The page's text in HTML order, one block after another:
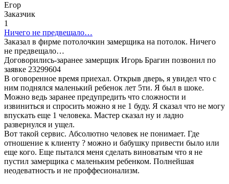
Егор
Заказчик
1
Ничего не предвещало…
Заказал в фирме потолочкин замерщика на потолок. Ничего
не предвещало…
Договорились-заранее замерщик Игорь Брагин позвонил по
заявке 23299604
В оговоренное время приехал. Открыв дверь, я увидел что с
ним поднялся маленький ребенок лет 5ти. Я был в шоке.
Можно ведь заранее предупредить что сложности и
извиниться и спросить можно я не 1 буду. Я сказал что не могу
впускать еще 1 человека. Мастер сказал ну и ладно
развернулся и ущел.
Вот такой сервис. Абсолютно человек не понимает. Где
отношение к клиенту ? можно и бабушку привести было или
еще кого. Еще пытался меня сделать виноватым что я не
пустил замерщика с маленьким ребенком. Полнейшая
неодеватность и не проффесионализм.